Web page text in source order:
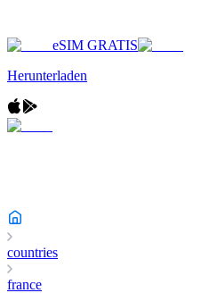
eSIM GRATIS
Herunterladen
countries
france